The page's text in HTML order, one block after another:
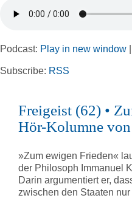
Home
Rubriken
Podcast: Play in new window
Subscribe: RSS
Freigeist (62) •
Hör-Kolumne
»Zum ewigen Frieden«
der Philosoph Immanuel
Darin argumentiert er,
zwischen den Staaten